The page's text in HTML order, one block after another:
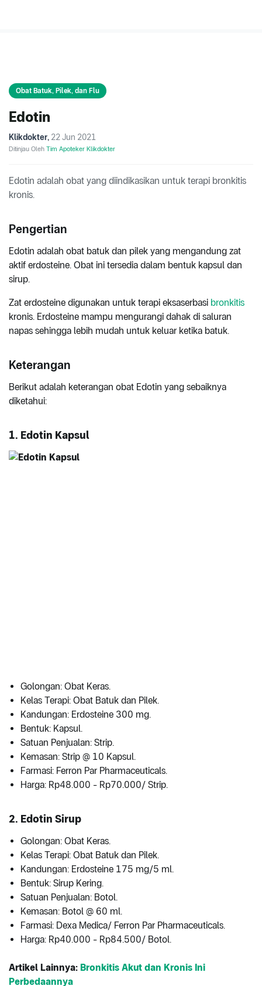
Obat Batuk, Pilek, dan Flu
Edotin
Klikdokter, 22 Jun 2021
Ditinjau Oleh Tim Apoteker Klikdokter
Edotin adalah obat yang diindikasikan untuk terapi bronkitis
kronis.
Pengertian
Edotin adalah obat batuk dan pilek yang mengandung zat
aktif erdosteine. Obat ini tersedia dalam bentuk kapsul dan
sirup.
Zat erdosteine digunakan untuk terapi eksaserbasi bronkitis
kronis. Erdosteine mampu mengurangi dahak di saluran
napas sehingga lebih mudah untuk keluar ketika batuk.
Keterangan
Berikut adalah keterangan obat Edotin yang sebaiknya
diketahui:
1. Edotin Kapsul
Golongan: Obat Keras.
Kelas Terapi: Obat Batuk dan Pilek.
Kandungan: Erdosteine 300 mg.
Bentuk: Kapsul.
Satuan Penjualan: Strip.
Kemasan: Strip @ 10 Kapsul.
Farmasi: Ferron Par Pharmaceuticals.
Harga: Rp48.000 - Rp70.000/ Strip.
2. Edotin Sirup
Golongan: Obat Keras.
Kelas Terapi: Obat Batuk dan Pilek.
Kandungan: Erdosteine 175 mg/5 ml.
Bentuk: Sirup Kering.
Satuan Penjualan: Botol.
Kemasan: Botol @ 60 ml.
Farmasi: Dexa Medica/ Ferron Par Pharmaceuticals.
Harga: Rp40.000 - Rp84.500/ Botol.
Artikel Lainnya: Bronkitis Akut dan Kronis Ini
Perbedaannya